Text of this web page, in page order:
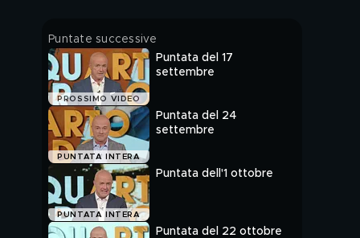
Pipitone
parla la sorella di
di Saman
Puntate successive
PROSSIMO VIDEO
Puntata del 17
settembre
PUNTATA INTERA
Puntata del 24
settembre
PUNTATA INTERA
Puntata dell'1 ottobre
Puntata del 22 ottobre